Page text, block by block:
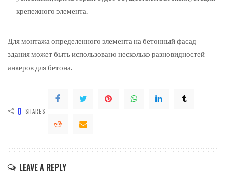
крепежного элемента.
Для монтажа определенного элемента на бетонный фасад
здания может быть использовано несколько разновидностей
анкеров для бетона.
0 SHARES
LEAVE A REPLY